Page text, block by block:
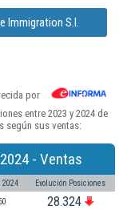
Immigration S.l.
por
entre 2023 y 2024 de
según sus ventas:
- Ventas
2024 Evolución Posiciones
28.324